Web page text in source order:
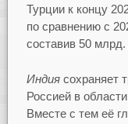
Турции к концу
по сравнению с
составив 50
Индиясохраняет
Россией в
Вместе с тем её